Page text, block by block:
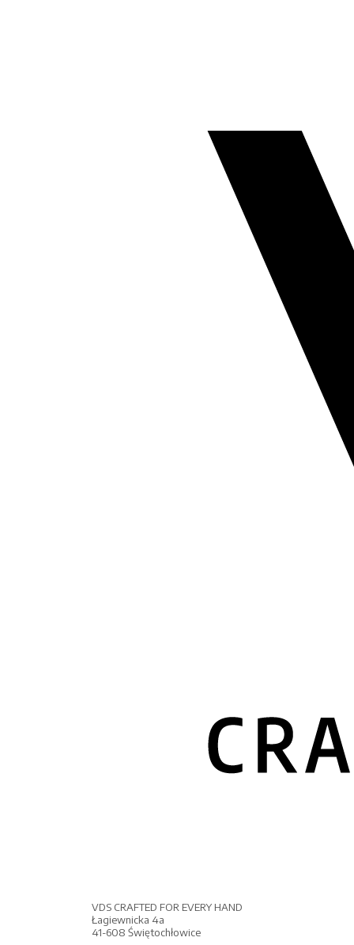
VDS CRAFTED FOR EVERY HAND
Łagiewnicka 4a
41-608 Świętochłowice